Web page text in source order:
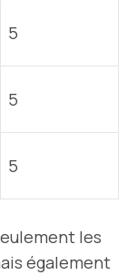
5
5
5
les
également